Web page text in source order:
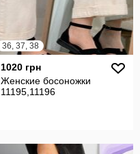
36, 37, 38
1020 грн
Женские босоножки
11195,11196